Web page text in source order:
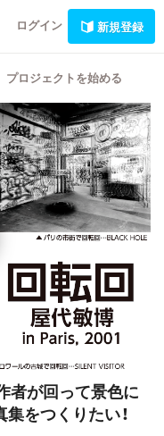
ログイン 新規登録
プロジェクトを始める
者が回って景色に
をつくりたい！